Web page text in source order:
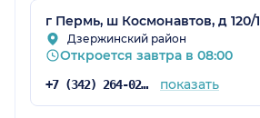
г Пермь, ш Космонавтов, д 120/1
Дзержинский район
Откроется завтра в 08:00
+7 (342) 264-02-09 показать